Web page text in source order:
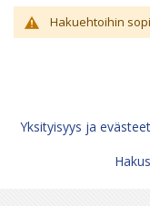
Hakuehtoihin
Yksityisyys ja evästeet